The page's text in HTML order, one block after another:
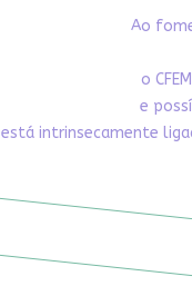
Ao
o
e
está intrinsecamente